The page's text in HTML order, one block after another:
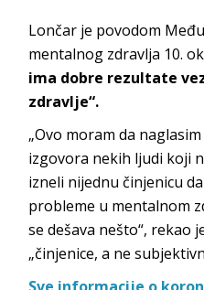
Lončar je povodom
mentalnog zdravlja 10.
ima dobre rezultate
zdravlje“.
„Ovo moram da
izgovora nekih ljudi koji
izneli nijednu činjenicu
probleme u mentalnom
se dešava nešto“, rekao
„činjenice, a ne